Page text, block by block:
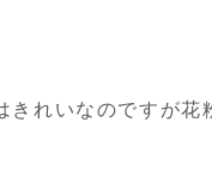
きれいなのですが花